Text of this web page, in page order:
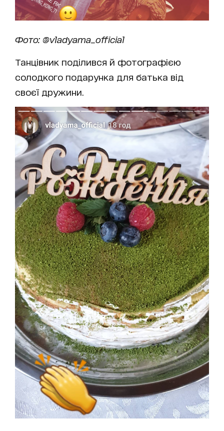
Фото: @vladyama_official
Танцівник поділився й фотографією
солодкого подарунка для батька від
своєї дружини.